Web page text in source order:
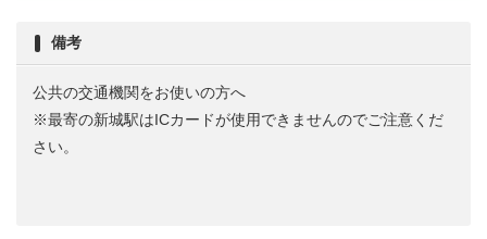
備考
公共の交通機関をお使いの方へ
※最寄の新城駅はICカードが使用できませんのでご注意くだ
さい。